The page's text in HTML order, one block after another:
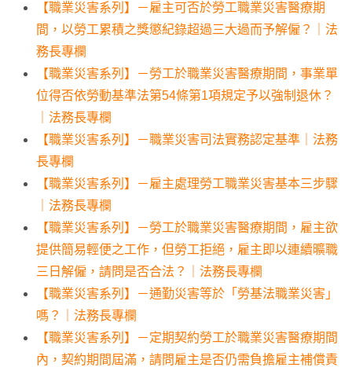
【職業災害系列】－雇主可否於勞工職業災害醫療期
間，以勞工累積之獎懲紀錄超過三大過而予解僱？｜法
務長專欄
【職業災害系列】－勞工於職業災害醫療期間，事業單
位得否依勞動基準法第54條第1項規定予以強制退休？
｜法務長專欄
【職業災害系列】－職業災害司法實務認定基準｜法務
長專欄
【職業災害系列】－雇主處理勞工職業災害基本三步驟
｜法務長專欄
【職業災害系列】－勞工於職業災害醫療期間，雇主欲
提供簡易輕便之工作，但勞工拒絕，雇主即以連續曠職
三日解僱，請問是否合法？｜法務長專欄
【職業災害系列】－通勤災害等於「勞基法職業災害」
嗎？｜法務長專欄
【職業災害系列】－定期契約勞工於職業災害醫療期間
內，契約期間屆滿，請問雇主是否仍需負擔雇主補償責